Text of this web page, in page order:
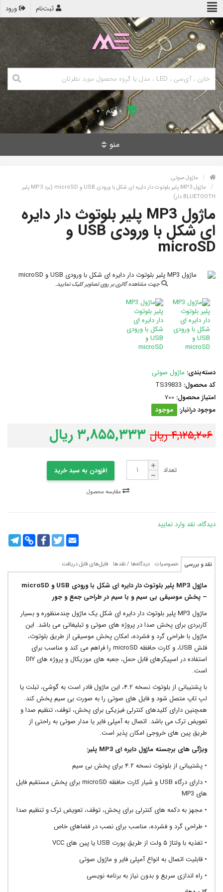
ورود ثبت‌نام
۰ آیتم - ۰
منو
ماژول صوتی
ماژول MP3 پلیر بلوتوث دار دایره ای شکل با ورودی USB و microSD (برد MP3 پلیر
BLUETOOTH دار)
ماژول MP3 پلیر بلوتوث دار دایره
ای شکل با ورودی USB و
microSD
جهت مشاهده گالری بر روی تصاویر کلیک نمایید.
دسته‌بندی: ماژول صوتی
کد محصول: TS39833
امتیاز محصول: 700
موجود درانبار:
موجود
۴,۱۲۵,۲۰۶ ریال ۳,۸۵۵,۳۳۳ ریال
تعداد افزودن به سبد خرید
دیدگاه، نقد وارد نمایید
Copy
Link
FacebookTwitterEmail
نقد و بررسی خصوصیات دیدگاه‌ها / نقدها فایل‌های قابل دریافت
ماژول MP3 پلیر بلوتوث دار دایره ای شکل با ورودی USBو microSD
– پخش موسیقی بی سیم و با سیم در طراحی جمع و جور
ماژول MP3 پلیر بلوتوث دار دایره ای شکل یک ماژول چندمنظوره و بسیار
کاربردی برای پخش صدا در پروژه های صوتی و تبلیغاتی می باشد. این
ماژول با طراحی گرد و فشرده، امکان پخش موسیقی از طریق بلوتوث،
فلش USB، و کارت حافظه microSD را فراهم می کند و مناسب برای
استفاده در اسپیکرهای قابل حمل، جعبه های موزیکال و پروژه های DIY
است.
با پشتیبانی از بلوتوث نسخه ۴.۲، این ماژول قادر است به گوشی، تبلت یا
لپ تاپ متصل شود و فایل های صوتی را به صورت بی سیم پخش کند.
همچنین دارای کلیدهای کنترلی فیزیکی برای پخش، توقف، تنظیم صدا و
تعویض ترک می باشد. اتصال به آمپلی فایر یا مدار صوتی به راحتی از
طریق پین های خروجی امکان پذیر است.
ویژگی های برجسته ماژول دایره ای MP3 پلیر:
• پشتیبانی از بلوتوث نسخه ۴.۲ برای پخش بی سیم
• دارای درگاه USB و شیار کارت حافظه microSD برای پخش مستقیم فایل
های MP3
• مجهز به دکمه های کنترلی برای پخش، توقف، تعویض ترک و تنظیم صدا
• طراحی گرد و فشرده، مناسب برای نصب در فضاهای خاص
• تغذیه با ولتاژ ۵ ولت از طریق پورت USB یا پین های VCC
• قابلیت اتصال به انواع آمپلی فایر و ماژول صوتی
• راه اندازی سریع و بدون نیاز به برنامه نویسی